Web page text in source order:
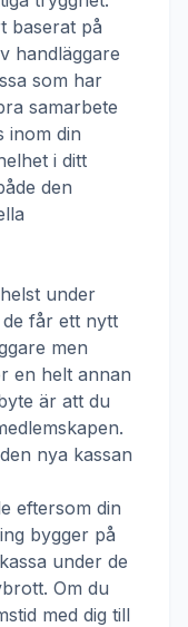
baserat på
handläggare
som har
samarbete
inom din
i ditt
den
under
får ett nytt
men
en helt annan
är att du
nya kassan
eftersom din
bygger på
under de
Om du
med dig till